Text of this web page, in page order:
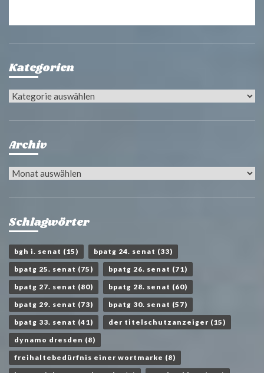
Kategorien
Kategorien
Archiv
Archiv
Schlagwörter
bgh i. senat (15) bpatg 24. senat (33)
bpatg 25. senat (75) bpatg 26. senat (71)
bpatg 27. senat (80) bpatg 28. senat (60)
bpatg 29. senat (73) bpatg 30. senat (57)
bpatg 33. senat (41) der titelschutzanzeiger (15)
dynamo dresden (8)
freihaltebedürfnis einer wortmarke (8)